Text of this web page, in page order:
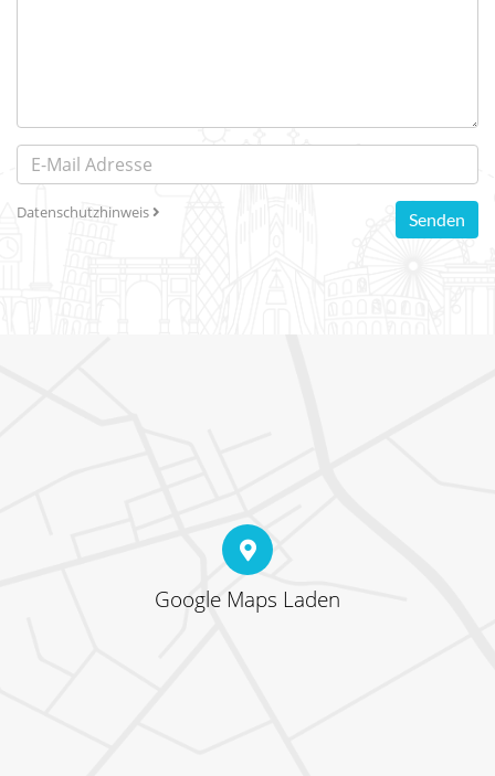
Datenschutzhinweis Senden
Google Maps Laden